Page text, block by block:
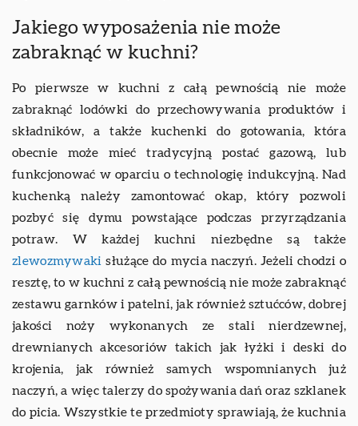
Jakiego wyposażenia nie może
zabraknąć w kuchni?
Po pierwsze w kuchni z całą pewnością nie może
zabraknąć lodówki do przechowywania produktów i
składników, a także kuchenki do gotowania, która
obecnie może mieć tradycyjną postać gazową, lub
funkcjonować w oparciu o technologię indukcyjną. Nad
kuchenką należy zamontować okap, który pozwoli
pozbyć się dymu powstające podczas przyrządzania
potraw. W każdej kuchni niezbędne są także
zlewozmywaki służące do mycia naczyń. Jeżeli chodzi o
resztę, to w kuchni z całą pewnością nie może zabraknąć
zestawu garnków i patelni, jak również sztućców, dobrej
jakości noży wykonanych ze stali nierdzewnej,
drewnianych akcesoriów takich jak łyżki i deski do
krojenia, jak również samych wspomnianych już
naczyń, a więc talerzy do spożywania dań oraz szklanek
do picia. Wszystkie te przedmioty sprawiają, że kuchnia